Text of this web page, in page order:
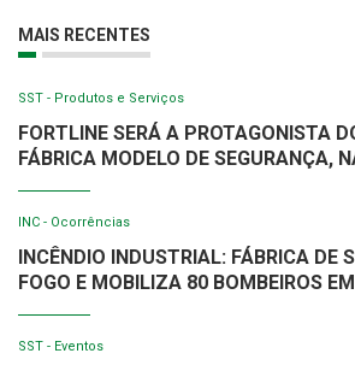
MAIS RECENTES
SST - Produtos e Serviços
FORTLINE SERÁ A PROTAGONISTA
FÁBRICA MODELO DE SEGURANÇA,
INC - Ocorrências
INCÊNDIO INDUSTRIAL: FÁBRICA DE
FOGO E MOBILIZA 80 BOMBEIROS
SST - Eventos